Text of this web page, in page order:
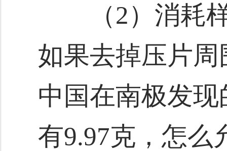
（2）消耗样
如果去掉压片
中国在南极发现
有9.97克，怎么